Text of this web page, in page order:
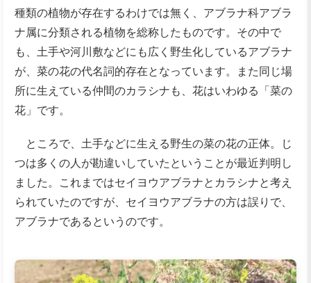
種類の植物が存在するわけでは無く、アブラナ科アブラ
ナ属に分類される植物を総称したものです。その中で
も、土手や河川敷などにも広く野生化しているアブラナ
が、菜の花の代名詞的存在となっています。また同じ場
所に生えている仲間のカラシナも、花はいわゆる「菜の
花」です。
ところで、土手などに生える野生の菜の花の正体。じ
つは多くの人が勘違いしていたということが最近判明し
ました。これまではセイヨウアブラナとカラシナと考え
られていたのですが、セイヨウアブラナの方は誤りで、
アブラナであるというのです。